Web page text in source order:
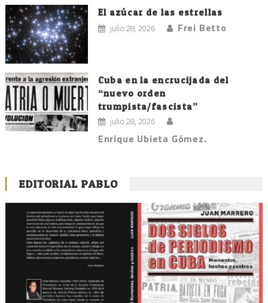
El azúcar de las estrellas
julio 28, 2026 Frei Betto
Cuba en la encrucijada del
“nuevo orden
trumpista/fascista”
julio 28, 2026
Enrique Ubieta Gómez.
EDITORIAL PABLO